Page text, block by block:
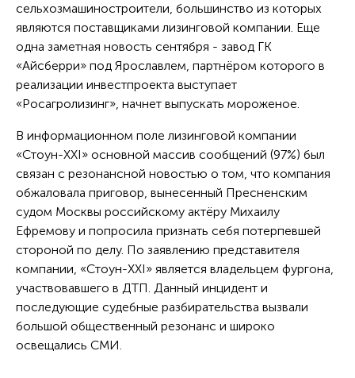
сельхозмашиностроители, большинство из которых
являются поставщиками лизинговой компании. Еще
одна заметная новость сентября - завод ГК
«Айсберри» под Ярославлем, партнёром которого в
реализации инвестпроекта выступает
«Росагролизинг», начнет выпускать мороженое.
В информационном поле лизинговой компании
«Стоун-XXI» основной массив сообщений (97%) был
связан с резонансной новостью о том, что компания
обжаловала приговор, вынесенный Пресненским
судом Москвы российскому актёру Михаилу
Ефремову и попросила признать себя потерпевшей
стороной по делу. По заявлению представителя
компании, «Стоун-XXI» является владельцем фургона,
участвовавшего в ДТП. Данный инцидент и
последующие судебные разбирательства вызвали
большой общественный резонанс и широко
освещались СМИ.